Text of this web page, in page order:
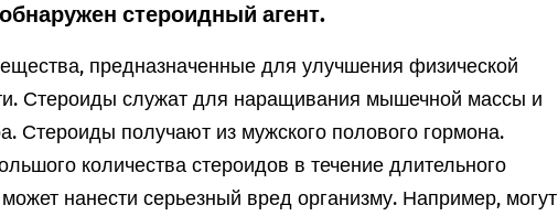
стероидный агент.
предназначенные для улучшения физической
Стероиды служат для наращивания мышечной массы и
Стероиды получают из мужского полового гормона.
количества стероидов в течение длительного
нанести серьезный вред организму. Например, могут